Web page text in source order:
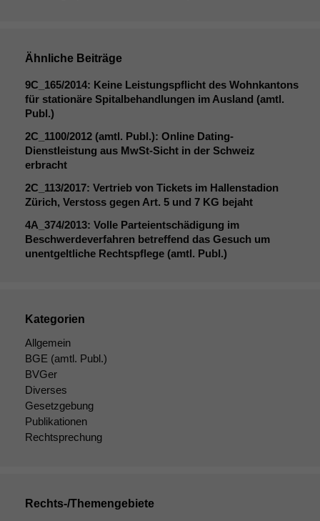
Ähnliche Beiträge
9C_165/2014: Keine Leistungspflicht des Wohnkantons
für stationäre Spitalbehandlungen im Ausland (amtl.
Publ.)
2C_1100/2012 (amtl. Publ.): Online Dating-
Dienstleistung aus MwSt-Sicht in der Schweiz
erbracht
2C_113/2017: Vertrieb von Tickets im Hallenstadion
Zürich, Verstoss gegen Art. 5 und 7 KG bejaht
4A_374/2013: Volle Parteientschädigung im
Beschwerdeverfahren betreffend das Gesuch um
unentgeltliche Rechtspflege (amtl. Publ.)
Kategorien
Allgemein
BGE (amtl. Publ.)
BVGer
Diverses
Gesetzgebung
Publikationen
Rechtsprechung
Rechts-/Themengebiete